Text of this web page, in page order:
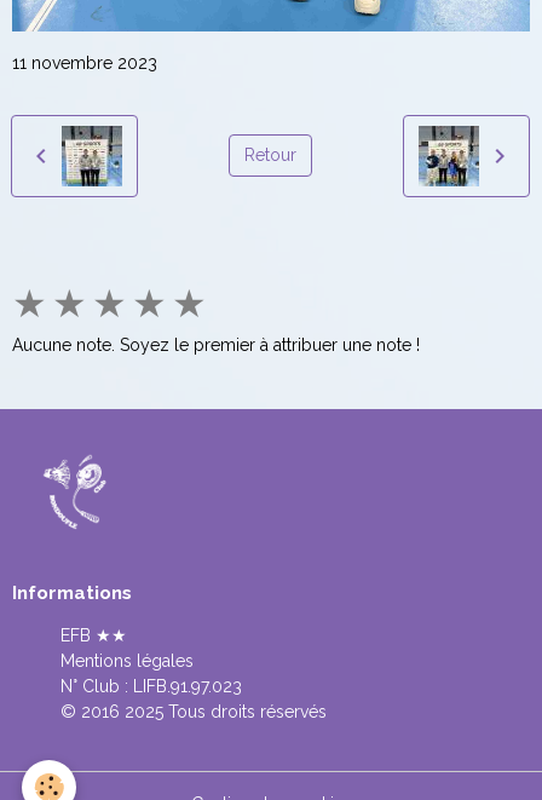
11 novembre 2023
Retour
★ ★ ★ ★ ★
Aucune note. Soyez le premier à attribuer une note !
Informations
EFB ★★
Mentions légales
N° Club : LIFB.91.97.023
© 2016 2025 Tous droits réservés